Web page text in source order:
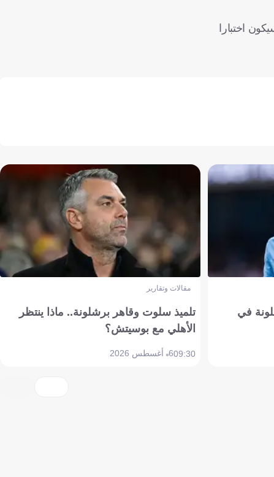
اختبارا
في
مقالات وتقارير
تلميذ سلوت وقاهر برشلونة.. ماذا ينتظر
الأهلي مع بوسيتش؟
09:306 أغسطس 2026